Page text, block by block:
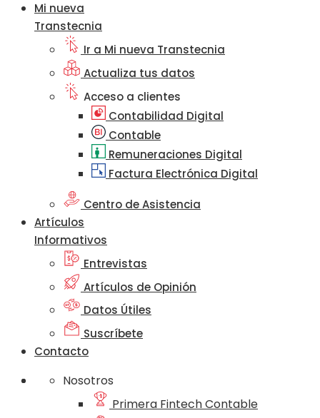
Mi nueva
Transtecnia
Ir a Mi nueva Transtecnia
Actualiza tus datos
Acceso a clientes
Contabilidad Digital
Contable
Remuneraciones Digital
Factura Electrónica Digital
Centro de Asistencia
Artículos
Informativos
Entrevistas
Artículos de Opinión
Datos Útiles
Suscríbete
Contacto
Nosotros
Primera Fintech Contable